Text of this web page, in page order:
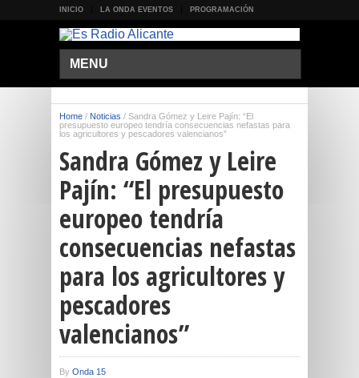
INICIO LA ONDA EVENTOS PROGRAMACIÓN
MENU
Home / Noticias / Sandra Gómez y Leire Pajín: “El
presupuesto europeo tendría consecuencias nefastas para
los agricultores y pescadores valencianos”
Sandra Gómez y Leire
Pajín: “El presupuesto
europeo tendría
consecuencias nefastas
para los agricultores y
pescadores
valencianos”
By Onda 15